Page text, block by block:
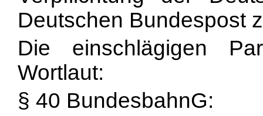
Deutschen Bundespost
Die einschlägigen
Wortlaut:
§ 40 BundesbahnG: